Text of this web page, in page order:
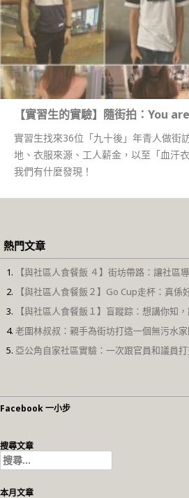
【實習生的實驗】隨街拍：You
實習生找來36位「九十後」年青人做街
地、衣服來源、工人薪金，以至「血汗
我們有什麼發現！
熱門文章
【與社區人食餐飯 ４】街坊帶路：讓社區
【與社區人食餐飯２】Go Cup走杯：真係
【與社區人食餐飯１】盲蹤踪：想講你知
老圍林叔叔：親手為街坊打造一個無污水家
亞公角自家社區實驗：一次跟官員和議員
Facebook 一小步
搜尋文章
搜
尋
關
本月文章